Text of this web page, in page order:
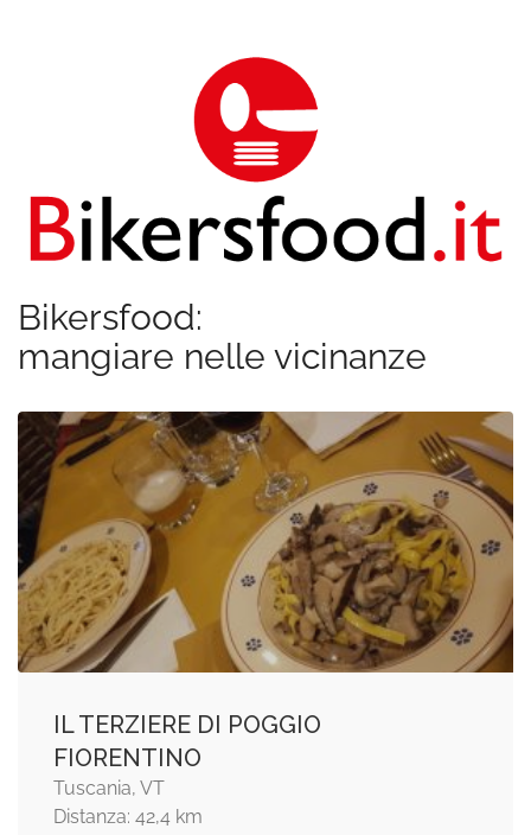
Bikersfood:
mangiare nelle vicinanze
IL TERZIERE DI POGGIO
FIORENTINO
Tuscania, VT
Distanza: 42,4 km